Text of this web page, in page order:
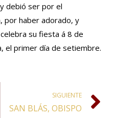
debió ser por el
por haber adorado, y
su fiesta á 8 de
el primer día de setiembre.
SIGUIENTE
SAN BLÁS, OBISPO